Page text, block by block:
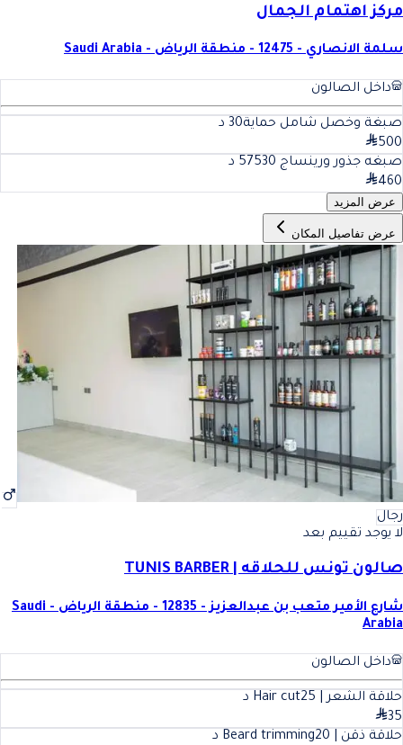
مركز اهتمام الجمال
سلمة الانصاري - 12475 - منطقة الرياض - Saudi Arabia
داخل الصالون
صبغة وخصل شامل حماية30 د
500
صبغه جذور ورينساج 575 30
د
460
عرض المزيد
عرض تفاصيل المكان
رجال
لا يوجد تقييم بعد
صالون تونس للحلاقه | TUNIS BARBER
شارع الأمير متعب بن عبدالعزيز - 12835 - منطقة الرياض - Saudi
Arabia
داخل الصالون
حلاقة الشعر | Hair cut 25
د
35
حلاقة ذقن | Beard trimming 20
د